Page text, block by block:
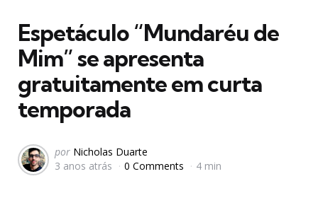
Espetáculo “Mundaréu de
Mim” se apresenta
gratuitamente em curta
temporada
Postado
por
por Nicholas Duarte
3 anos atrás
0 Comments 4 min